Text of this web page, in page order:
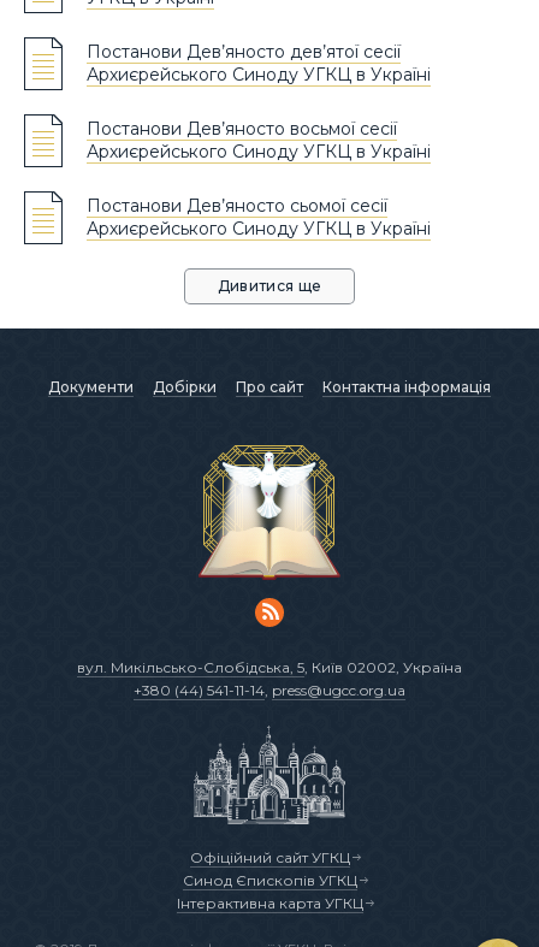
Постанови Дев’яносто дев’ятої сесії
Архиєрейського Синоду УГКЦ в Україні
Постанови Дев’яносто восьмої сесії
Архиєрейського Синоду УГКЦ в Україні
Постанови Дев’яносто сьомої сесії
Архиєрейського Синоду УГКЦ в Україні
Дивитися ще
Документи Добірки Про сайт Контактна інформація
вул. Микільсько-Слобідська, 5 , Київ 02002, Україна
+380 (44) 541-11-14 press@ugcc.org.ua
Офіційний сайт УГКЦ
Синод Єпископів УГКЦ
Інтерактивна карта УГКЦ